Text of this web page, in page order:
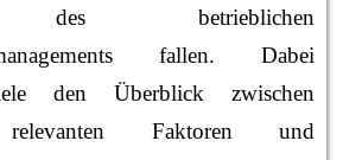
betrieblichen
fallen. Dabei
den Überblick zwischen
relevanten Faktoren und